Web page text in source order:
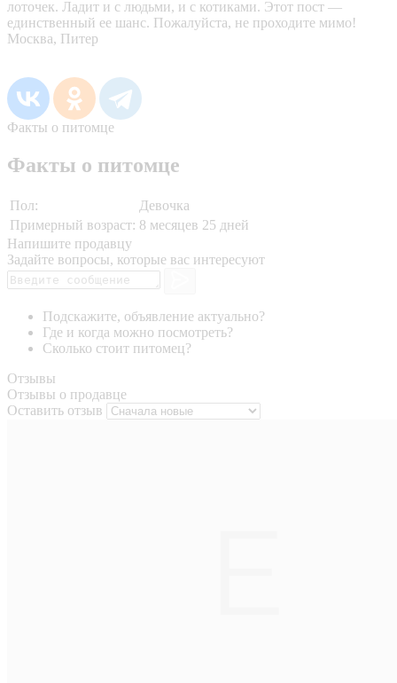
лоточек. Ладит и с людьми, и с котиками. Этот пост —
единственный ее шанс. Пожалуйста, не проходите мимо!
Москва, Питер
Факты о питомце
Факты о питомце
Пол:
Девочка
Примерный возраст: 8 месяцев 25 дней
Напишите продавцу
Задайте вопросы, которые вас интересуют
Подскажите, объявление актуально?
Где и когда можно посмотреть?
Сколько стоит питомец?
Отзывы
Отзывы о продавце
Оставить отзыв